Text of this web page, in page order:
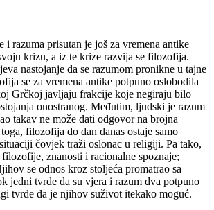
i razuma prisutan je još za vremena antike
krizu, a iz te krize razvija se filozofija.
nastojanje da se razumom pronikne u tajne
se za vremena antike potpuno oslobodila
Grčkoj javljaju frakcije koje negiraju bilo
onostranog. Međutim, ljudski je razum
takav ne može dati odgovor na brojna
filozofija do dan danas ostaje samo
čovjek traži oslonac u religiji. Pa tako,
znanosti i racionalne spoznaje;
se odnos kroz stoljeća promatrao sa
jedni tvrde da su vjera i razum dva potpuno
tvrde da je njihov suživot itekako moguć.